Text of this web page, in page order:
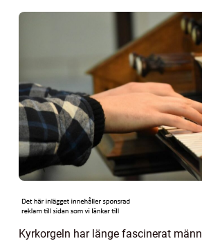
Kyrkorgeln har länge fascinerat